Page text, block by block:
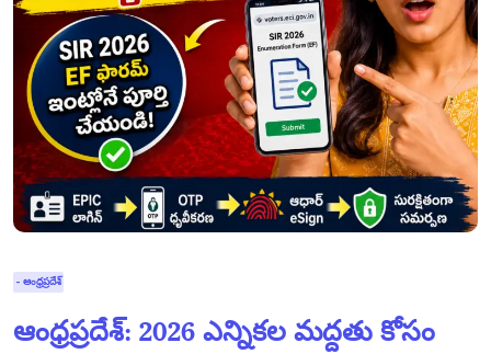
- ఆంధ్రప్రదేశ్
ఆంధ్రప్రదేశ్: 2026 ఎన్నికల మద్దతు కోసం